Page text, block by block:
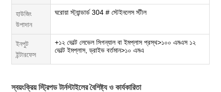
হাউজিং
উপাদান
ঘরোয়া স্ট্যান্ডার্ড 304 # স্টেইনলেস স্টীল
ইনপুট
ইন্টারফেস
+১২ ভোল্ট লেভেল সিগন্যাল বা ইমপ্লাস প্রস্থ>১০০ এমএস ১২
ভোল্ট ইমপ্লাস, ড্রাইভ বর্তমান>১০ এমএ
স্বয়ংক্রিয় স্ট্রিপড টার্নস্টাইলের বৈশিষ্ট্য ও কার্যকারিতা